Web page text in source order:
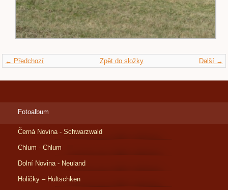
← Předchozí Další →
Zpět do složky
Fotoalbum
Černá Novina - Schwarzwald
Chlum - Chlum
Dolní Novina - Neuland
Holičky – Hultschken